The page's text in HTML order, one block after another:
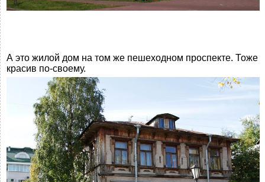
А это жилой дом на том же пешеходном проспекте. Тоже
красив по-своему.